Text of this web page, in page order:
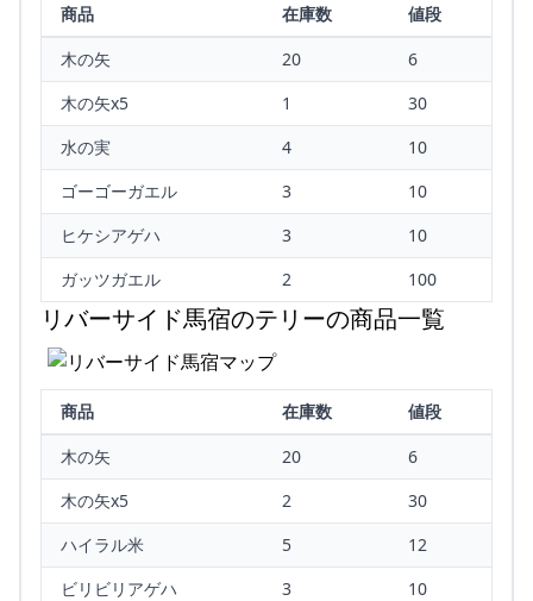
商品 在庫数
値段
木の矢
20
6
木の矢x5
1
30
水の実
4
10
ゴーゴーガエル
3
10
ヒケシアゲハ
3
10
ガッツガエル
2 100
リバーサイド馬宿のテリーの商品一覧
商品 在庫数
値段
木の矢
20
6
木の矢x5
2
30
ハイラル米
5
12
ビリビリアゲハ
3
10